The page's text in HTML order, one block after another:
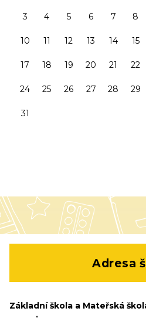
3 4 5 6 7 8
10 11 12 13 14 15
17 18 19 20 21 22
24 25 26 27 28 29
31
Adresa
Základní škola a Mateřská